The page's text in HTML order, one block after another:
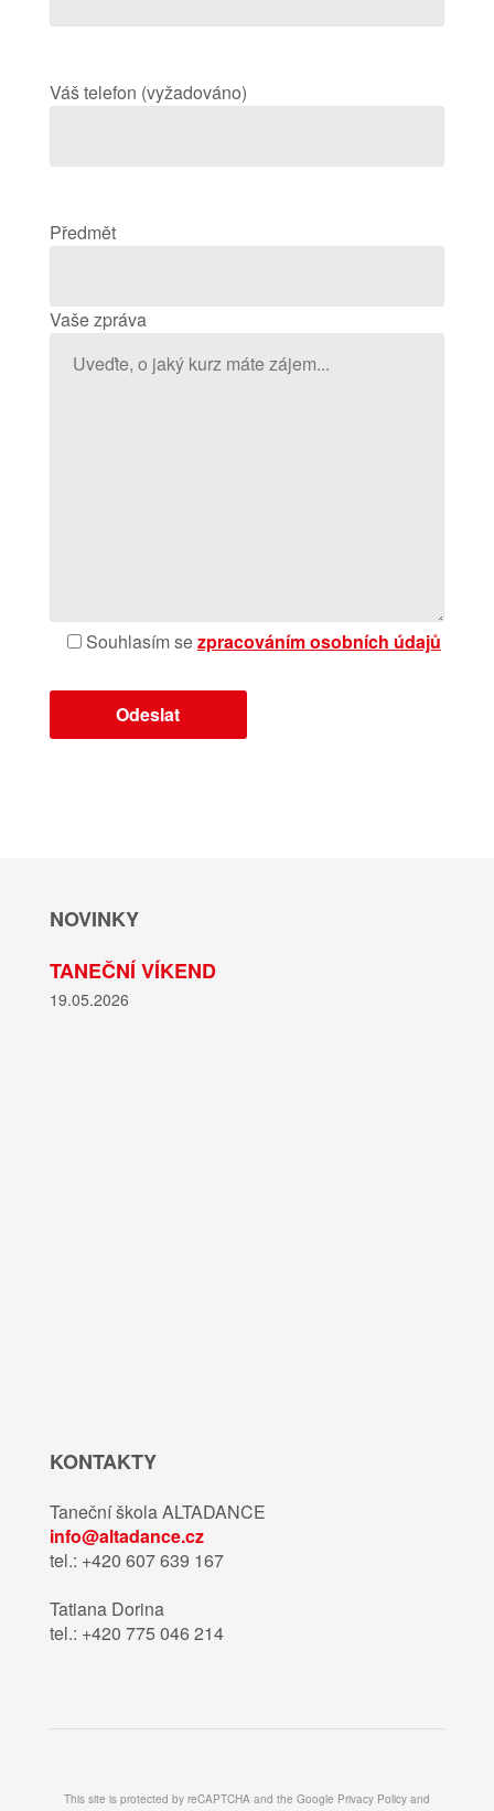
Váš telefon (vyžadováno)
Předmět
Vaše zpráva
Souhlasím sezpracováním osobních údajů
NOVINKY
TANEČNÍ VÍKEND
19.05.2026
KONTAKTY
Taneční škola ALTADANCE
info@altadance.cz
tel.: +420 607 639 167
Tatiana Dorina
tel.: +420 775 046 214
This site is protected by reCAPTCHA and the Google Privacy Policyand